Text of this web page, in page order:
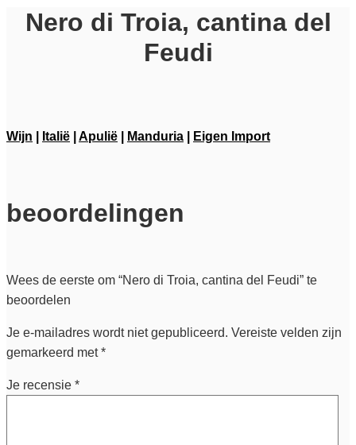
Nero di Troia, cantina del
Feudi
Wijn Italië Apulië Manduria Eigen Import
beoordelingen
Wees de eerste om “Nero di Troia, cantina del Feudi” te
beoordelen
Je e-mailadres wordt niet gepubliceerd. Vereiste velden zijn
gemarkeerd met*
Je recensie *